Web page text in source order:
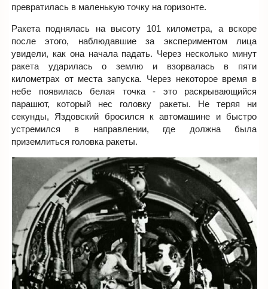
превратилась в маленькую точку на горизонте.
Ракета поднялась на высоту 101 километра, а вскоре
после этого, наблюдавшие за экспериментом лица
увидели, как она начала падать. Через несколько минут
ракета ударилась о землю и взорвалась в пяти
километрах от места запуска. Через некоторое время в
небе появилась белая точка - это раскрывающийся
парашют, который нес головку ракеты. Не теряя ни
секунды, Яздовский бросился к автомашине и быстро
устремился в направлении, где должна была
приземлиться головка ракеты.